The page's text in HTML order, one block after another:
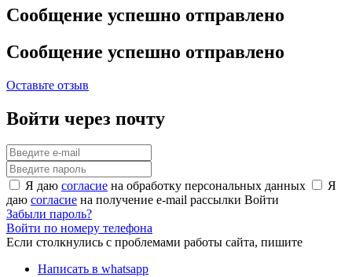
Сообщение успешно отправлено
Сообщение успешно отправлено
Оставьте отзыв
Войти через почту
Я даю согласие на обработку персональных данных
Я
даю согласие на получение e-mail рассылки Войти
Забыли пароль?
Войти по номеру телефона
Если столкнулись с проблемами работы сайта, пишите
Написать в whatsapp